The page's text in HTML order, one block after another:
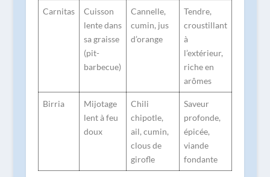
Carnitas
Cuisson
lente dans
sa graisse
(pit-
barbecue)
Cannelle,
cumin, jus
d’orange
Tendre,
croustillant
à
l’extérieur,
riche en
arômes
Birria
Mijotage
lent à feu
doux
Chili
chipotle,
ail, cumin,
clous de
girofle
Saveur
profonde,
épicée,
viande
fondante